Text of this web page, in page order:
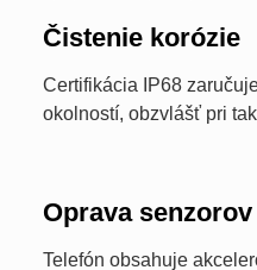
Čistenie korózie
Certifikácia IP68
okolností, obzvlášť pri
Oprava senzorov
Telefón obsahuje